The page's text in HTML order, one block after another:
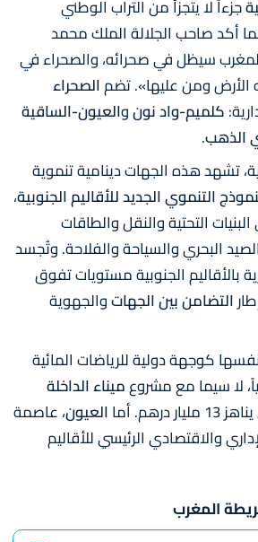
جزءاً لا يتجزأ من التراب الوطني
أكدصاحب الجلالة الملك محمد
سيظل في صحرائه، والصحراء في
الأرض ومن عليها». تضمالصحراء
كلميم-واد نونوالعيون-الساقية
الذهب.
تشهد هذه الجهات دينامية تنموية
التنموي الجديد للأقاليم الجنوبية،
التحتية والنقل والطاقات
البحري والسياحة والفلاحة. وتُجسد
بالأقاليم الجنوبية مستويات تفوق
التضامن بين الجهاتوالجهوية
كوجهة دولية للرياضات المائية
لا سيما مع مشروعميناء الداخلة
درهم. أما العيون، عاصمة
والاقتصادي الرئيسي للأقاليم
المغرب